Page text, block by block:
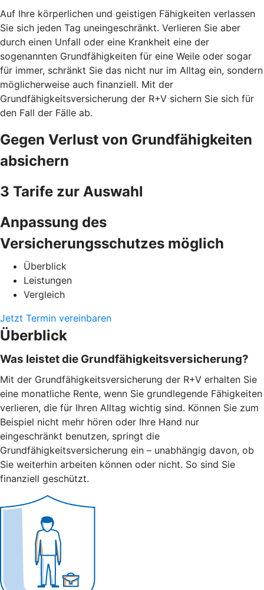
Auf Ihre körperlichen und geistigen Fähigkeiten verlassen
Sie sich jeden Tag uneingeschränkt. Verlieren Sie aber
durch einen Unfall oder eine Krankheit eine der
sogenannten Grundfähigkeiten für eine Weile oder sogar
für immer, schränkt Sie das nicht nur im Alltag ein, sondern
möglicherweise auch finanziell. Mit der
Grundfähigkeitsversicherung der R+V sichern Sie sich für
den Fall der Fälle ab.
Gegen Verlust von Grundfähigkeiten
absichern
3 Tarife zur Auswahl
Anpassung des
Versicherungsschutzes möglich
Überblick
Leistungen
Vergleich
Jetzt Termin vereinbaren
Überblick
Was leistet die Grundfähigkeitsversicherung?
Mit der Grundfähigkeitsversicherung der R+V erhalten Sie
eine monatliche Rente, wenn Sie grundlegende Fähigkeiten
verlieren, die für Ihren Alltag wichtig sind. Können Sie zum
Beispiel nicht mehr hören oder Ihre Hand nur
eingeschränkt benutzen, springt die
Grundfähigkeitsversicherung ein – unabhängig davon, ob
Sie weiterhin arbeiten können oder nicht. So sind Sie
finanziell geschützt.